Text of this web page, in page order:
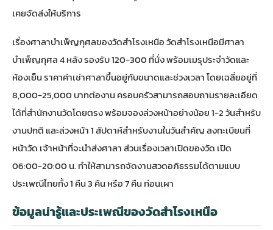
เคยจัดส่งให้บริการ
เรื่องศาลาบำเพ็ญกุศลของวัดสำโรงเหนือ วัดสำโรงเหนือมีศาลา
บำเพ็ญกุศล 4 หลัง รองรับ 120-300 ที่นั่ง พร้อมเมรุประจำวัดและ
ห้องเย็น ราคาค่าเช่าศาลาขึ้นอยู่กับขนาดและช่วงเวลา โดยเฉลี่ยอยู่ที่
8,000-25,000 บาทต่องาน ครอบครัวสามารถสอบถามรายละเอียด
ได้ที่สำนักงานวัดโดยตรง พร้อมจองล่วงหน้าอย่างน้อย 1-2 วันสำหรับ
งานปกติ และล่วงหน้า 1 สัปดาห์สำหรับงานในวันสำคัญ ลงทะเบียนที่
หน้าวัด เจ้าหน้าที่จะนำส่งศาลา ส่วนเรื่องเวลาเปิดของวัด เปิด
06:00-20:00 น. ทำให้สามารถจัดงานสวดอภิธรรมได้ตามแบบ
ประเพณีไทยทั้ง 1 คืน 3 คืน หรือ 7 คืน ก่อนเผา
ข้อมูลน่ารู้และประเพณีของวัดสำโรงเหนือ